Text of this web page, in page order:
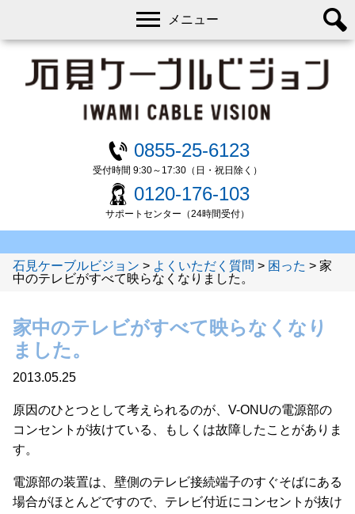
0855-25-6123
受付時間 9:30～17:30（日・祝日除く）
0120-176-103
サポートセンター（24時間受付）
メニュー
石見ケーブルビジョン > よくいただく質問 > 困った > 家
中のテレビがすべて映らなくなりました。
家中のテレビがすべて映らなくなり
ました。
2013.05.25
原因のひとつとして考えられるのが、V-ONUの電源部の
コンセントが抜けている、もしくは故障したことがありま
す。
電源部の装置は、壁側のテレビ接続端子のすぐそばにある
場合がほとんどですので、テレビ付近にコンセントが抜け